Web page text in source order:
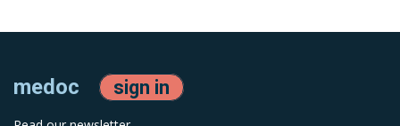
medoc sign in